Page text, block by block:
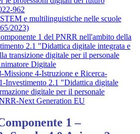
962
e multilinguistiche nelle scuole
2023)
1 del PNRR nell'ambito della
2.1 "Didattica digitale integrata e
transizione digitale per il personale
Digitale
Missione 4-Istruzione e Ricerca-
Investimento 2.1 "Didattica digitale
digitale per il personale
Next Generation EU
1 –